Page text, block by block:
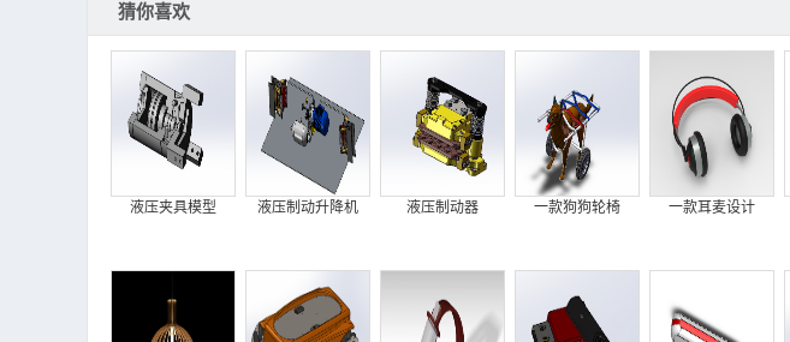
猜你喜欢
液压夹具模型 液压制动升降机 液压制动器 一款狗狗轮椅 一款耳麦设计